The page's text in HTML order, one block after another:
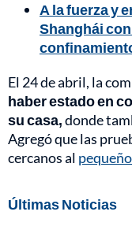
A la fuerza y
Shanghái
El 24 de abril, la
haber estado en
su casa,donde
Agregó que las
cercanos al pequeño
Últimas Noticias